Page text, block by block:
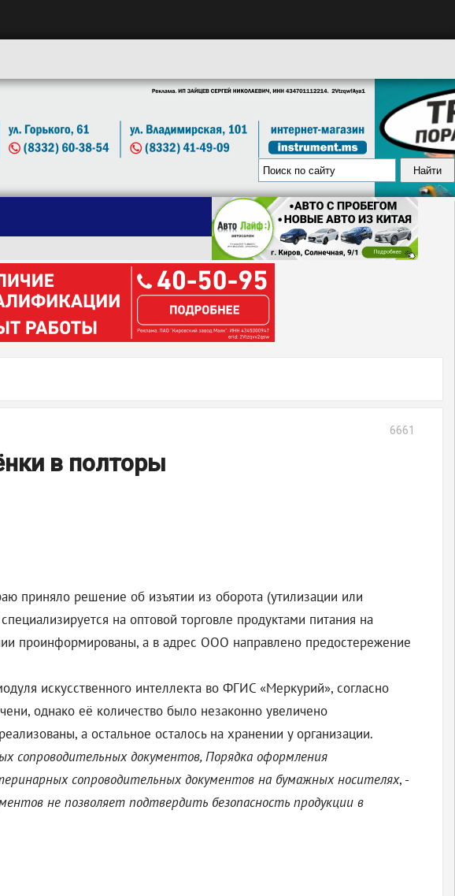
6661
в полторы
приняло решение об изъятии из оборота (утилизации или
на оптовой торговле продуктами питания на
проинформированы, а в адрес ООО направлено предостережение
искусственного интеллекта во ФГИС «Меркурий», согласно
однако её количество было незаконно увеличено
а остальное осталось на хранении у организации.
документов, Порядка оформления
сопроводительных документов на бумажных носителях, -
не позволяет подтвердить безопасность продукции в